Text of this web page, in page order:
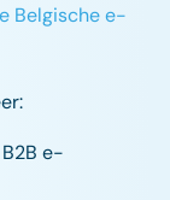
Belgische e-
e-